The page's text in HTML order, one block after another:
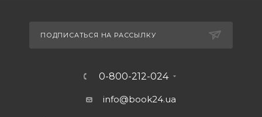
ПОДПИСАТЬСЯ НА РАССЫЛКУ
0-800-212-024
info@book24.ua